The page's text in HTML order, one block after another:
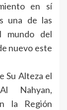
en sí
una de las
mundo del
nuevo este
Su Alteza el
Nahyan,
la Región